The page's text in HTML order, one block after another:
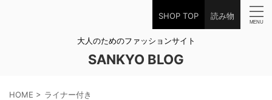
SHOP TOP 読み物
大人のためのファッションサイト
SANKYO BLOG
HOME > ライナー付き